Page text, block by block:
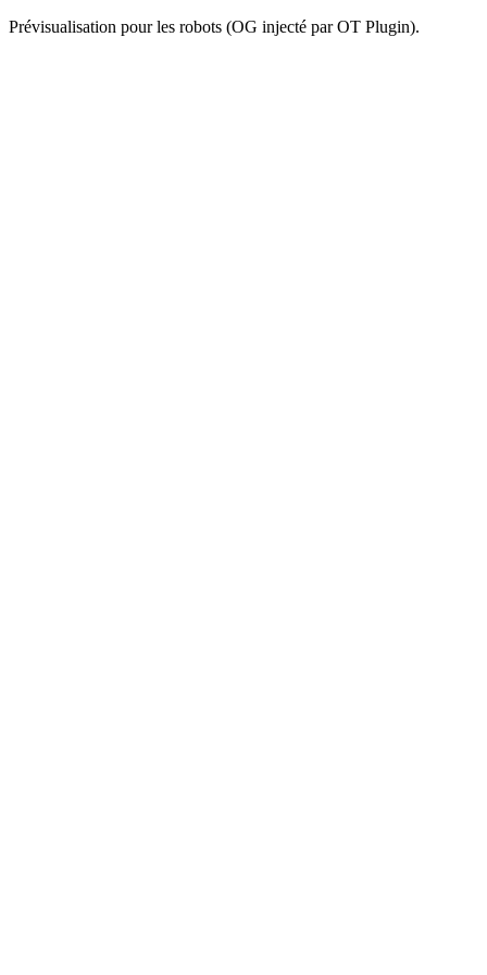
Prévisualisation pour les robots (OG injecté par OT Plugin).